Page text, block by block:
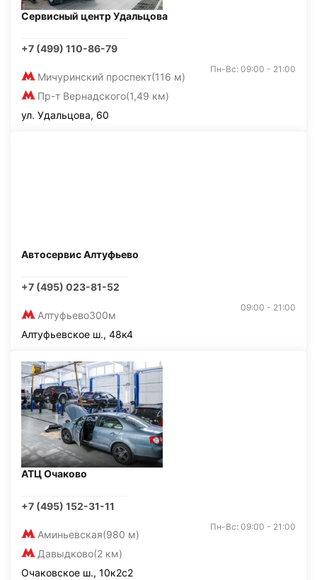
Сервисный центр Удальцова
+7 (499) 110-86-79
Мичуринский проспект(116 м)
Пр-т Вернадского(1,49 км)
Пн-Вс: 09:00 - 21:00
ул. Удальцова, 60
Автосервис Алтуфьево
+7 (495) 023-81-52
Алтуфьево300м
09:00 - 21:00
Алтуфьевское ш., 48к4
АТЦ Очаково
+7 (495) 152-31-11
Аминьевская(980 м)
Давыдково(2 км)
Пн-Вс: 09:00 - 21:00
Очаковское ш., 10к2с2